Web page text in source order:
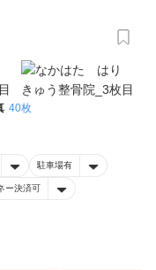
40枚
駐車場有
ー決済可